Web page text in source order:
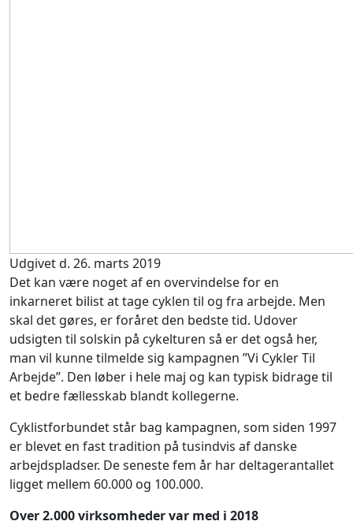
Udgivet d. 26. marts 2019
Det kan være noget af en overvindelse for en
inkarneret bilist at tage cyklen til og fra arbejde. Men
skal det gøres, er foråret den bedste tid. Udover
udsigten til solskin på cykelturen så er det også her,
man vil kunne tilmelde sig kampagnen ”Vi Cykler Til
Arbejde”. Den løber i hele maj og kan typisk bidrage til
et bedre fællesskab blandt kollegerne.
Cyklistforbundet står bag kampagnen, som siden 1997
er blevet en fast tradition på tusindvis af danske
arbejdspladser. De seneste fem år har deltagerantallet
ligget mellem 60.000 og 100.000.
Over 2.000 virksomheder var med i 2018